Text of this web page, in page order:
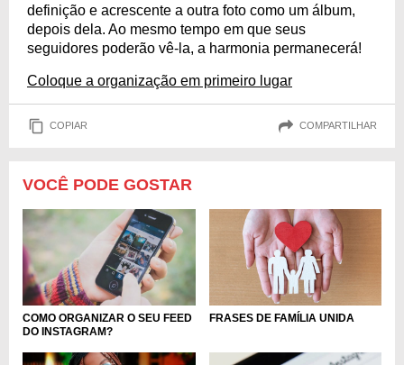
definição e acrescente a outra foto como um álbum,
depois dela. Ao mesmo tempo em que seus
seguidores poderão vê-la, a harmonia permanecerá!
Coloque a organização em primeiro lugar
COPIAR COMPARTILHAR
VOCÊ PODE GOSTAR
COMO ORGANIZAR O SEU FEED
DO INSTAGRAM?
FRASES DE FAMÍLIA UNIDA